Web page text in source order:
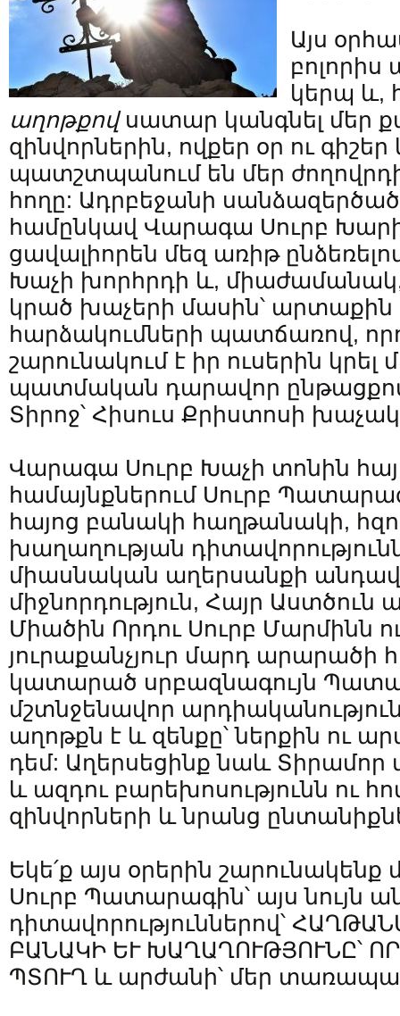
Այս
կերպ և,
աղոթքով սատար կանգնել մեր
զինվորներին, ովքեր օր ու գիշեր
պատշտպանում են մեր
հողը: Ադրբեջանի
համընկավ Վարագա Սուրբ
ցավալիորեն մեզ առիթ
Խաչի խորհրդի և, միաժամանակ,
կրած խաչերի մասին՝ արտաքին
հարձակումների պատճառով,
շարունակում է իր ուսերին կրել
պատմական դարավոր ընթացքով
Տիրոջ՝ Հիսուս Քրիստոսի
Վարագա Սուրբ Խաչի տոնին
համայնքներում Սուրբ
հայոց բանակի հաղթանակի,
խաղաղության
միասնական աղերսանքի
միջնորդություն, Հայր Աստծուն
Միածին Որդու Սուրբ Մարմինն ու
յուրաքանչյուր մարդ
կատարած սրբազնագույն
մշտնջենավոր
աղոթքն է և զենքը՝ ներքին ու
դեմ: Աղերսեցինք նաև Տիրամոր
և ազդու բարեխոսությունն ու
զինվորների և նրանց
Եկե՛ք այս օրերին շարունակենք
Սուրբ Պատարագին՝ այս նույն
դիտավորություններով՝
ԲԱՆԱԿԻ ԵՒ ԽԱՂԱՂՈՒԹՅՈՒՆԸ՝
ՊՏՈՒՂ և արժանի՝ մեր